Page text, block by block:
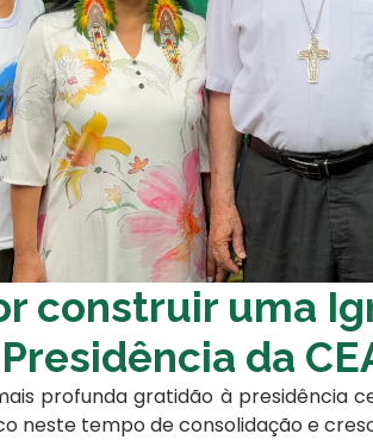
construir uma
da
profunda gratidão à presidência
neste tempo de consolidação e